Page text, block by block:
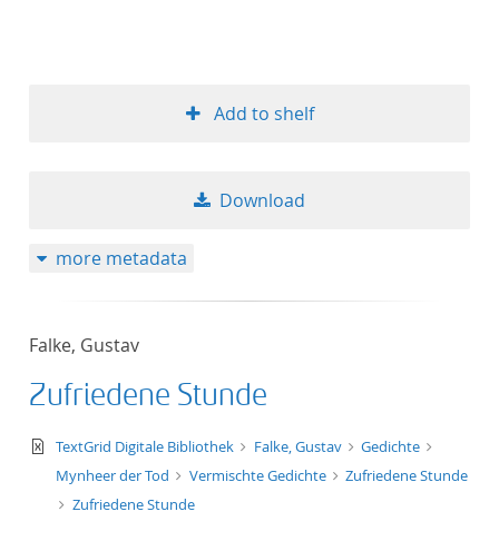
Add to shelf
Download
more metadata
Falke, Gustav
Zufriedene Stunde
text/xml
TextGrid Digitale Bibliothek Falke, Gustav
Gedichte
Mynheer der Tod
Vermischte Gedichte
Zufriedene Stunde
Zufriedene Stunde